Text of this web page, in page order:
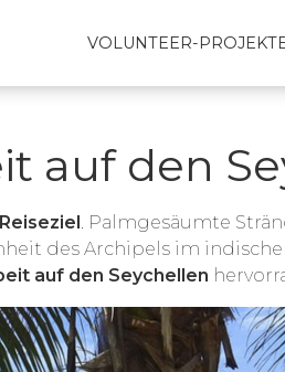
VOLUNTEER-
auf den
. Palmgesäumte
des Archipels im
auf den Seychellen